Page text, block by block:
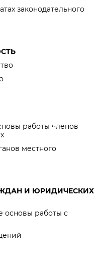
законодательного
работы членов
местного
И ЮРИДИЧЕСКИХ
основы работы с